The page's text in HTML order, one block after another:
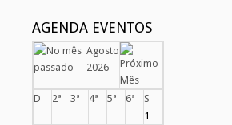
AGENDA EVENTOS
Agosto
2026
D 2ª 3ª 4ª 5ª 6ª
S
1